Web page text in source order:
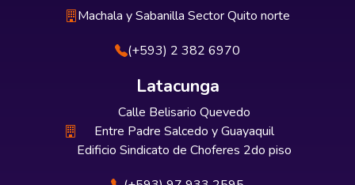
Machala y Sabanilla Sector Quito norte
(+593) 2 382 6970
Latacunga
Calle Belisario Quevedo
Entre Padre Salcedo y Guayaquil
Edificio Sindicato de Choferes 2do piso